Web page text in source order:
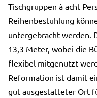
Tischgruppen à acht
Reihenbestuhlung
untergebracht werden.
13,3 Meter, wobei die
flexibel mitgenutzt
Reformation ist damit
gut ausgestatteter Ort